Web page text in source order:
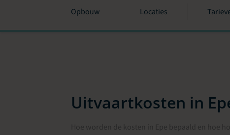
Opbouw Locaties
Uitvaartkosten in